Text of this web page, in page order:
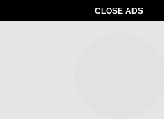
CLOSE ADS